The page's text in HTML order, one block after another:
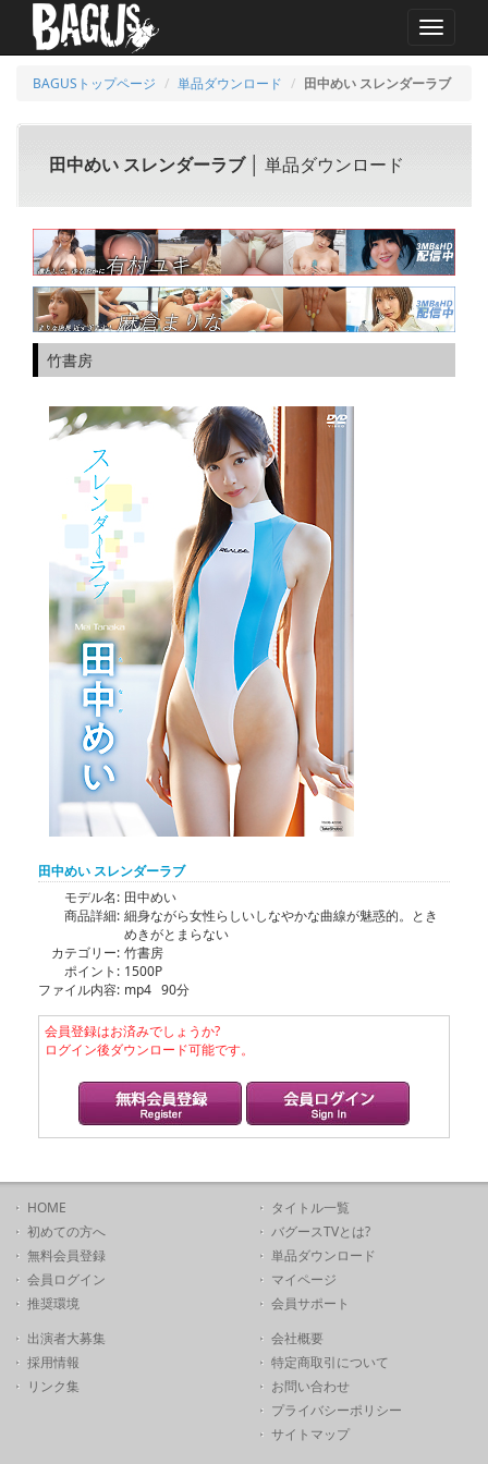
MENU
BAGUSトップページ 単品ダウンロード 田中めい スレンダーラブ
田中めい スレンダーラブ│ 単品ダウンロード
竹書房
田中めい スレンダーラブ
モデル名: 田中めい
商品詳細: 細身ながら女性らしいしなやかな曲線が魅惑的。とき
めきがとまらない
カテゴリー: 竹書房
ポイント: 1500P
ファイル内容: mp4 90分
会員登録はお済みでしょうか?
ログイン後ダウンロード可能です。
HOME
初めての方へ
無料会員登録
会員ログイン
推奨環境
タイトル一覧
バグースTVとは?
単品ダウンロード
マイページ
会員サポート
出演者大募集
採用情報
リンク集
会社概要
特定商取引について
お問い合わせ
プライバシーポリシー
サイトマップ